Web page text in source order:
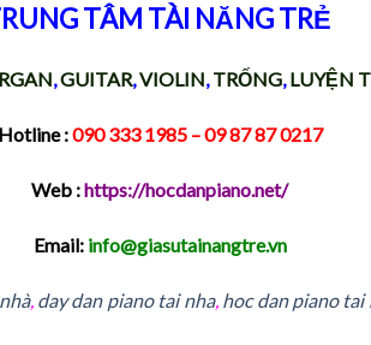
TÂM TÀI NĂNG TRẺ
,GUITAR,VIOLIN,TRỐNG,LUYỆN
Hotline :090 333 1985 – 09 87 87 0217
Web :https://hocdanpiano.net/
Email: info@giasutainangtre.vn
, day dan piano tai nha, hoc dan piano tai